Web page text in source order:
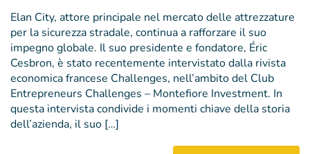
Elan City, attore principale nel mercato delle attrezzature
per la sicurezza stradale, continua a rafforzare il suo
impegno globale. Il suo presidente e fondatore, Éric
Cesbron, è stato recentemente intervistato dalla rivista
economica francese Challenges, nell’ambito del Club
Entrepreneurs Challenges – Montefiore Investment. In
questa intervista condivide i momenti chiave della storia
dell’azienda, il suo […]